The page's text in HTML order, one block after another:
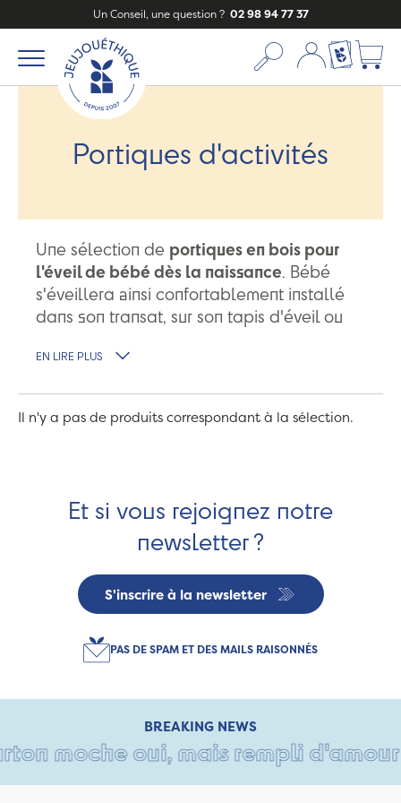
Un Conseil, une question ? 02 98 94 77 37
Mon compte
Ma liste
Portiques d'activités
Une sélection de portiques en bois pour
l'éveil de bébé dès la naissance. Bébé
s'éveillera ainsi confortablement installé
dans son transat, sur son tapis d'éveil ou
portiques colorés,
EN LIRE PLUS
Il n'y a pas de produits correspondant à la sélection.
Et si vous rejoignez notre
newsletter ?
S'inscrire à la newsletter
PAS DE SPAM ET DES MAILS RAISONNÉS
BREAKING NEWS
moche oui, mais rempli d'amour